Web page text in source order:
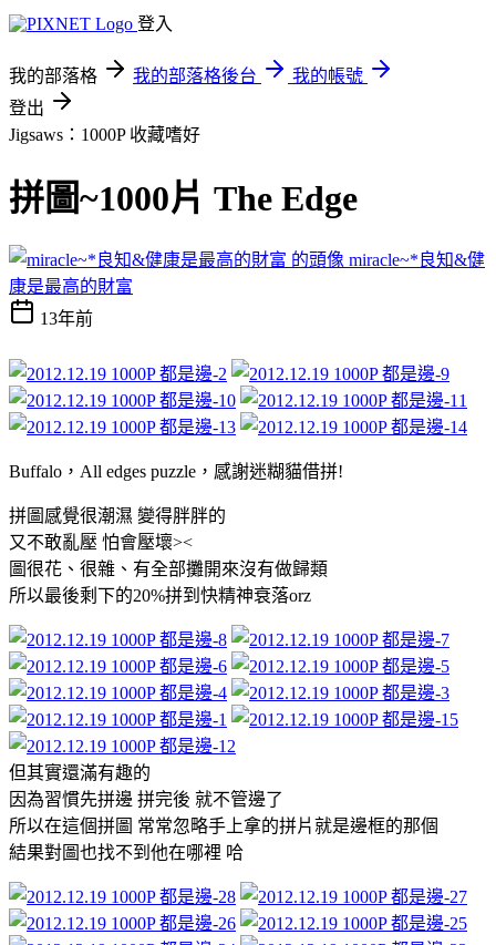
登入
我的部落格 我的部落格後台
我的帳號
登出
Jigsaws：1000P 收藏嗜好
拼圖~1000片 The Edge
miracle~*良知&健
康是最高的財富
13年前
Buffalo，All edges puzzle，感謝迷糊貓借拼!
拼圖感覺很潮濕 變得胖胖的
又不敢亂壓 怕會壓壞><
圖很花、很雜、有全部攤開來沒有做歸類
所以最後剩下的20%拼到快精神衰落orz
但其實還滿有趣的
因為習慣先拼邊 拼完後 就不管邊了
所以在這個拼圖 常常忽略手上拿的拼片就是邊框的那個
結果對圖也找不到他在哪裡 哈